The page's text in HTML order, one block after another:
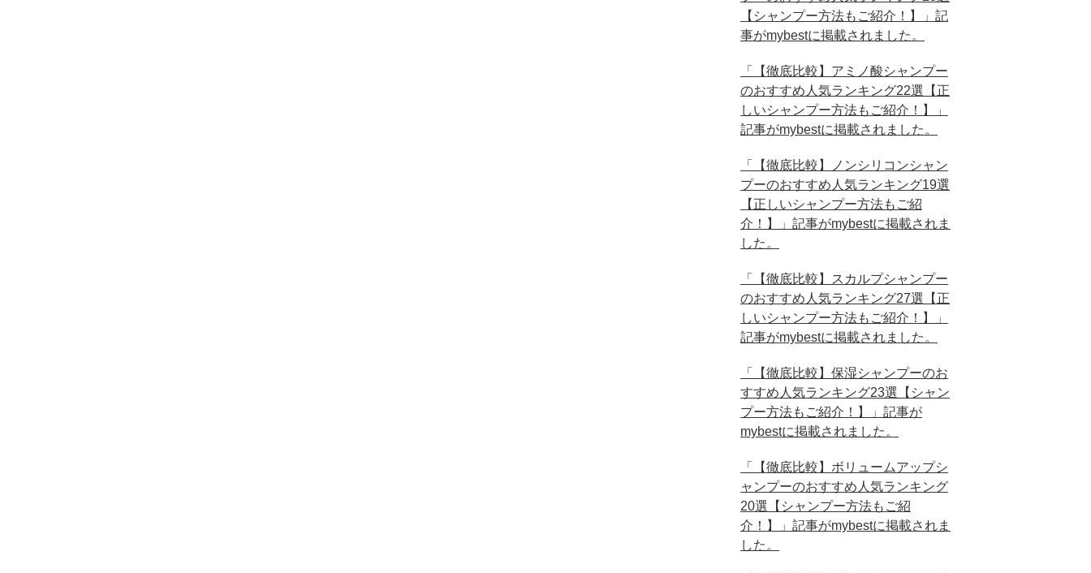
【シャンプー方法もご紹介！】」記
事がmybestに掲載されました。
「【徹底比較】アミノ酸シャンプー
のおすすめ人気ランキング22選【正
しいシャンプー方法もご紹介！】」
記事がmybestに掲載されました。
「【徹底比較】ノンシリコンシャン
プーのおすすめ人気ランキング19選
【正しいシャンプー方法もご紹
介！】」記事がmybestに掲載されま
した。
「【徹底比較】スカルプシャンプー
のおすすめ人気ランキング27選【正
しいシャンプー方法もご紹介！】」
記事がmybestに掲載されました。
「【徹底比較】保湿シャンプーのお
すすめ人気ランキング23選【シャン
プー方法もご紹介！】」記事が
mybestに掲載されました。
「【徹底比較】ボリュームアップシ
ャンプーのおすすめ人気ランキング
20選【シャンプー方法もご紹
介！】」記事がmybestに掲載されま
した。